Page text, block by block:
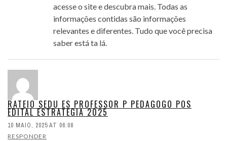
acesse o site e descubra mais. Todas as
informações contidas são informações
relevantes e diferentes. Tudo que você precisa
saber está ta lá.
RATEIO SEDU ES PROFESSOR P PEDAGOGO POS
EDITAL ESTRATEGIA 2025
10 MAIO, 2025 AT 06:08
RESPONDER